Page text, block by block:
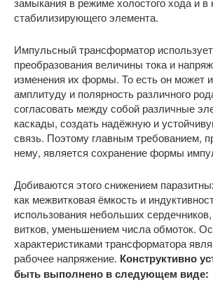
стабилизирующего элемента.
Импульсный трансформатор
преобразования величины тока и
изменения их формы. То есть он может
амплитуду и полярность различного
согласовать между собой различные
каскады, создать надёжную и
связь. Поэтому главным требованием,
нему, является сохранение формы
Добиваются этого снижением
как межвитковая ёмкость и
использования небольших
витков, уменьшением числа обмоток.
характеристиками трансформатора
рабочее напряжение. Конструктивно
быть выполнено в следующем виде: